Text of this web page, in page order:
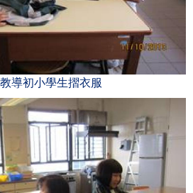
導初小學生摺衣服